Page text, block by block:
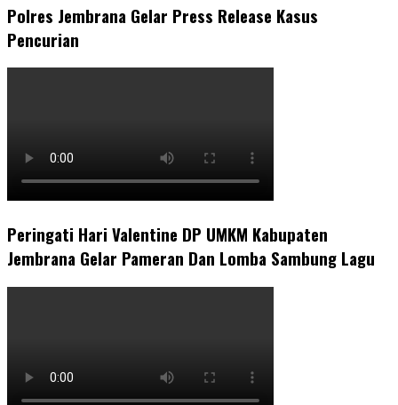
Polres Jembrana Gelar Press Release Kasus
Pencurian
Peringati Hari Valentine DP UMKM Kabupaten
Jembrana Gelar Pameran Dan Lomba Sambung Lagu